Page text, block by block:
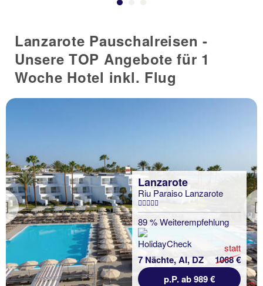
Lanzarote Pauschalreisen -
Unsere TOP Angebote für 1
Woche Hotel inkl. Flug
Previous
Lanzarote
Riu Paraiso Lanzarote
89 % Weiterempfehlung
7 Nächte, AI, DZ
statt
1068 €
p.P. ab 989 €